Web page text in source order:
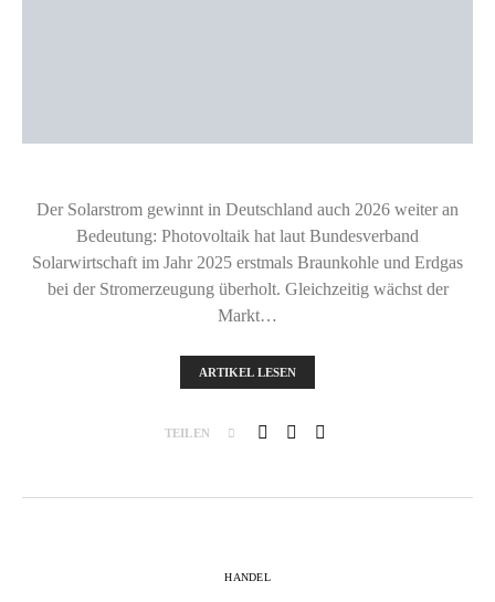
Der Solarstrom gewinnt in Deutschland auch 2026 weiter an
Bedeutung: Photovoltaik hat laut Bundesverband
Solarwirtschaft im Jahr 2025 erstmals Braunkohle und Erdgas
bei der Stromerzeugung überholt. Gleichzeitig wächst der
Markt…
ARTIKEL LESEN
TEILEN
HANDEL